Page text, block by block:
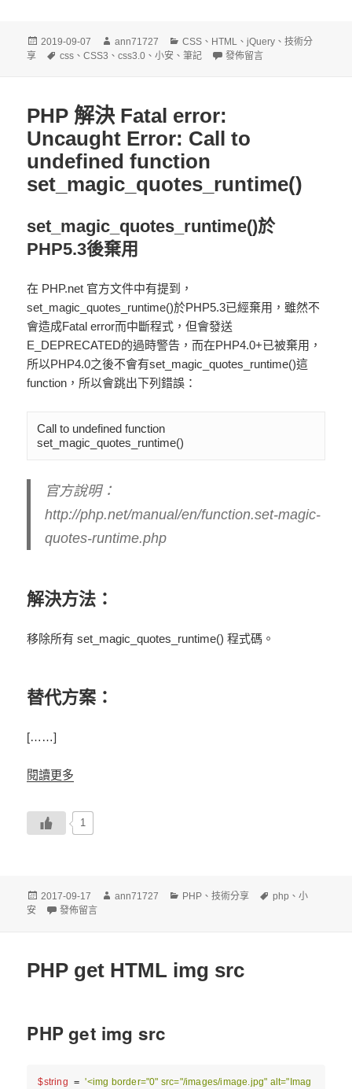
發
佈
2019-09-07
作
者
ann71727
分
類
CSS 、 HTML 、jQuery 、技術分
享
標
css 、CSS3 、css3.0 、小安 、筆記 在〈CSS 選擇器，模糊查找
發佈留言
PHP 解決 Fatal error:
Uncaught Error: Call to
undefined function
set_magic_quotes_runtime()
set_magic_quotes_runtime()於
PHP5.3後棄用
在 PHP.net 官方文件中有提到，
set_magic_quotes_runtime()於PHP5.3已經棄用，雖然不
會造成Fatal error而中斷程式，但會發送
E_DEPRECATED的過時警告，而在PHP4.0+已被棄用，
所以PHP4.0之後不會有set_magic_quotes_runtime()這
function，所以會跳出下列錯誤：
Call to undefined function
set_magic_quotes_runtime()
官方說明：
http://php.net/manual/en/function.set-magic-
quotes-runtime.php
解決方法：
移除所有 set_magic_quotes_runtime() 程式碼。
替代方案：
[……]
閱讀更多
1
發
佈
2017-09-17
作
ann71727
分
PHP 、技術分享
標
php 、小
安
在〈PHP 解決 Fatal error: Uncaught Error: Call to undefined
發佈留言
PHP get HTML img src
PHP get img src
$string = '<img border="0" src="/images/image.jpg" alt="Imag